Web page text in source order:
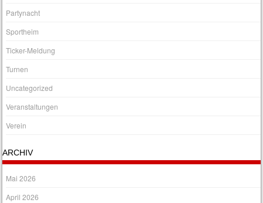
Partynacht
Sportheim
Ticker-Meldung
Turnen
Uncategorized
Veranstaltungen
Verein
ARCHIV
Mai 2026
April 2026